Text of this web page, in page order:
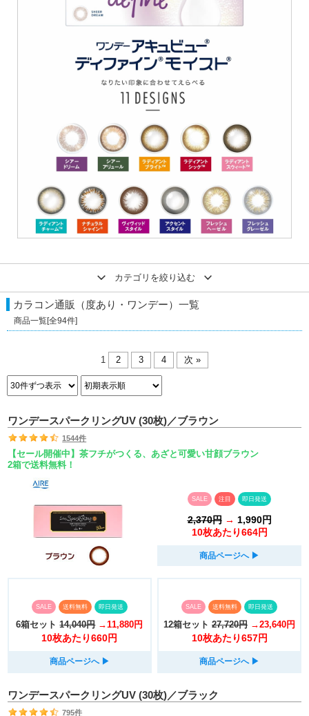
カテゴリを絞り込む
カラコン通販（度あり・ワンデー） 一覧
商品一覧[全94件]
1 2 3 4 次 »
ワンデースパークリングUV (30枚)／ブラウン
1544件
【セール開催中】茶フチがつくる、あざと可愛い甘顔ブラウン
2箱で送料無料！
SALE 注目 即日発送
2,370円→ 1,990円
10枚あたり664円
商品ページへ ▶︎
SALE 送料無料 即日発送
6箱セット 14,040円 →11,880円
10枚あたり660円
商品ページへ ▶︎
SALE 送料無料 即日発送
12箱セット 27,720円 →23,640円
10枚あたり657円
商品ページへ ▶︎
ワンデースパークリングUV (30枚)／ブラック
795件